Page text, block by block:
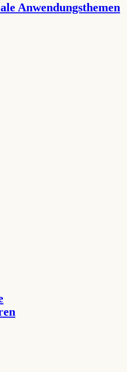
Anwendungsthemen